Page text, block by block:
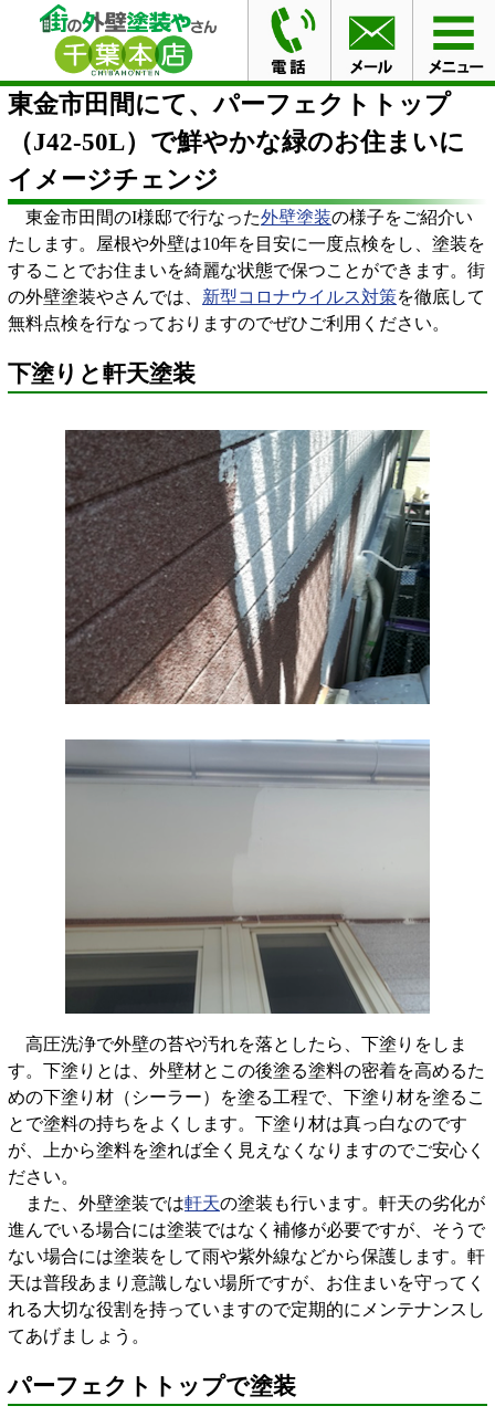
HOME ブログ
東金市田間にて、パーフェクトトップ
（J42-50L）で鮮やかな緑のお住まいにイメージチェンジ
東金市田間にて、パーフェクトトップ
（J42-50L）で鮮やかな緑のお住まいに
イメージチェンジ
東金市田間のI様邸で行なった外壁塗装の様子をご紹介い
たします。屋根や外壁は10年を目安に一度点検をし、塗装を
することでお住まいを綺麗な状態で保つことができます。街
の外壁塗装やさんでは、 新型コロナウイルス対策を徹底して
無料点検を行なっておりますのでぜひご利用ください。
下塗りと軒天塗装
高圧洗浄で外壁の苔や汚れを落としたら、下塗りをしま
す。下塗りとは、外壁材とこの後塗る塗料の密着を高めるた
めの下塗り材（シーラー）を塗る工程で、下塗り材を塗るこ
とで塗料の持ちをよくします。下塗り材は真っ白なのです
が、上から塗料を塗れば全く見えなくなりますのでご安心く
ださい。
また、外壁塗装では軒天の塗装も行います。軒天の劣化が
進んでいる場合には塗装ではなく補修が必要ですが、そうで
ない場合には塗装をして雨や紫外線などから保護します。軒
天は普段あまり意識しない場所ですが、お住まいを守ってく
れる大切な役割を持っていますので定期的にメンテナンスし
てあげましょう。
パーフェクトトップで塗装